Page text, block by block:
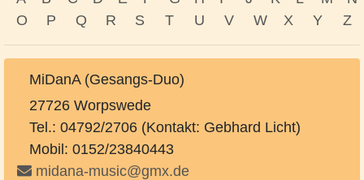
O
P Q R S T U V W X Y Z
MiDanA (Gesangs-Duo)
27726 Worpswede
Tel.: 04792/2706 (Kontakt: Gebhard Licht)
Mobil: 0152/23840443
midana-music@gmx.de